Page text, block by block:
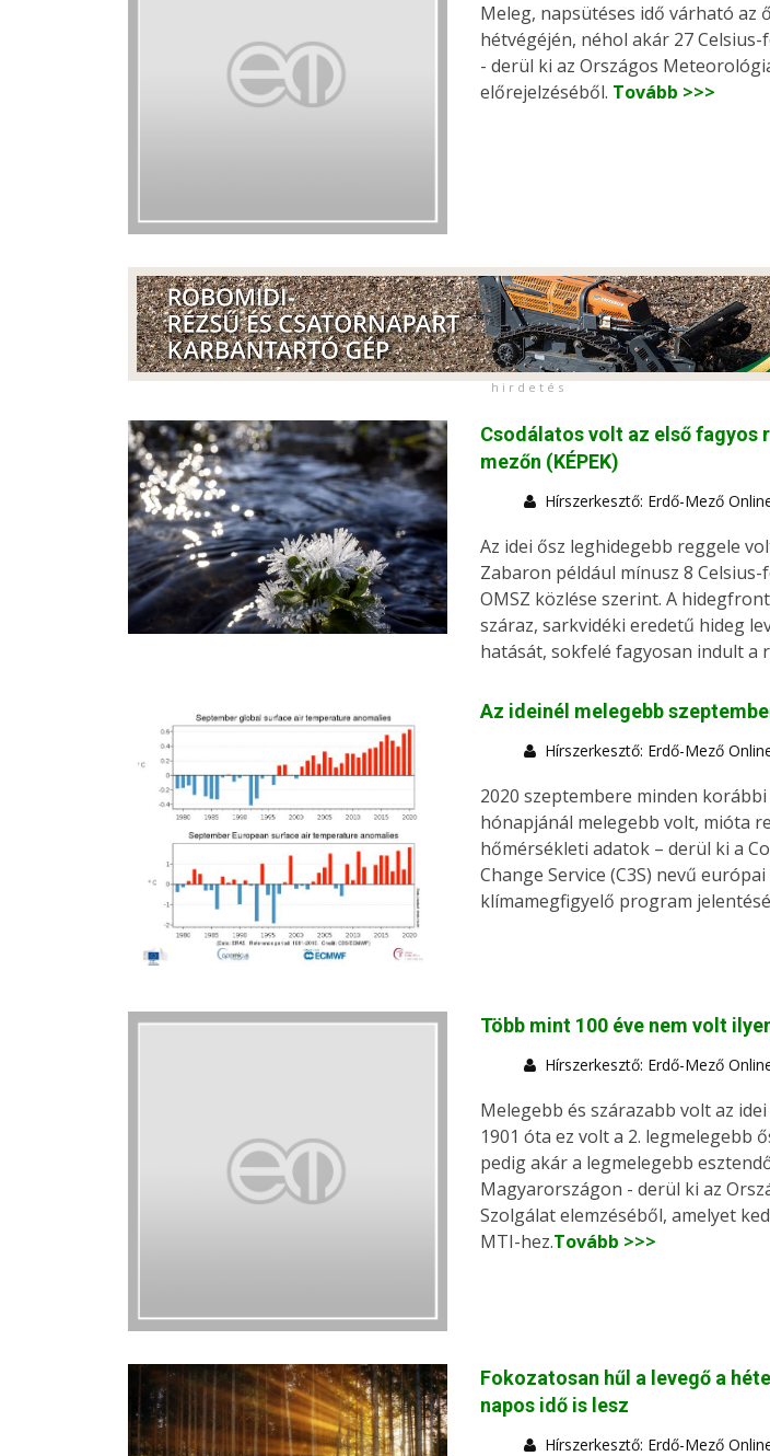
Meleg, napsütéses idő várható az
hétvégéjén, néhol akár 27
- derül ki az Országos
előrejelzéséből. Tovább >>>
h i r d e t é s
Csodálatos volt az első fagyos
mezőn (KÉPEK)
Hírszerkesztő: Erdő-Mező
Az idei ősz leghidegebb reggele
Zabaron például mínusz 8
OMSZ közlése szerint. A
száraz, sarkvidéki eredetű hideg
hatását, sokfelé fagyosan indult a
Az ideinél melegebb
Hírszerkesztő: Erdő-Mező
2020 szeptembere minden
hónapjánál melegebb volt, mióta
hőmérsékleti adatok – derül ki a
Change Service (C3S) nevű
klímamegfigyelő program
Több mint 100 éve nem volt
Hírszerkesztő: Erdő-Mező
Melegebb és szárazabb volt az
1901 óta ez volt a 2. legmelegebb
pedig akár a legmelegebb
Magyarországon - derül ki az
Szolgálat elemzéséből, amelyet
MTI-hez.Tovább >>>
Fokozatosan hűl a levegő a
napos idő is lesz
Hírszerkesztő: Erdő-Mező